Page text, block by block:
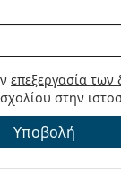
επεξεργασία
στην
Υποβολή